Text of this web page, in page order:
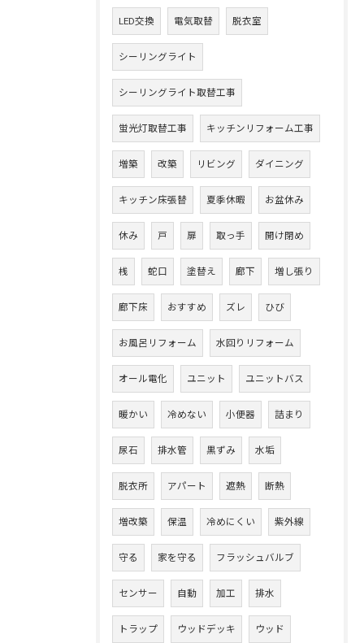
LED交換 電気取替 脱衣室
シーリングライト
シーリングライト取替工事
蛍光灯取替工事 キッチンリフォーム工事
増築 改築 リビング ダイニング
キッチン床張替 夏季休暇 お盆休み
休み 戸 扉 取っ手 開け閉め
桟 蛇口 塗替え 廊下 増し張り
廊下床 おすすめ ズレ ひび
お風呂リフォーム 水回りリフォーム
オール電化 ユニット ユニットバス
暖かい 冷めない 小便器 詰まり
尿石 排水管 黒ずみ 水垢
脱衣所 アパート 遮熱 断熱
増改築 保温 冷めにくい 紫外線
守る 家を守る フラッシュバルブ
センサー 自動 加工 排水
トラップ ウッドデッキ ウッド